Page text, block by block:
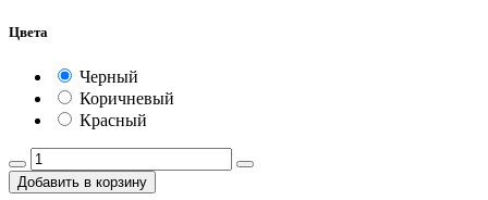
Цвета
Черный
Коричневый
Красный
Добавить в корзину